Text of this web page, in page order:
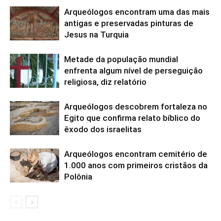
Arqueólogos encontram uma das mais
antigas e preservadas pinturas de
Jesus na Turquia
Metade da população mundial
enfrenta algum nível de perseguição
religiosa, diz relatório
Arqueólogos descobrem fortaleza no
Egito que confirma relato bíblico do
êxodo dos israelitas
Arqueólogos encontram cemitério de
1.000 anos com primeiros cristãos da
Polônia